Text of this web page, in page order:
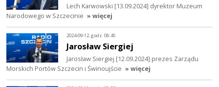
Lech Karwowski [13.09.2024] dyrektor Muzeum
Narodowego w Szczecinie » więcej
2024-09-12, godz. 08:45
Jarosław Siergiej
Jarosław Siergiej [12.09.2024] prezes Zarządu
Morskich Portów Szczecin i Świnoujście » więcej